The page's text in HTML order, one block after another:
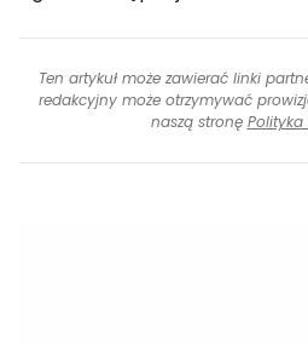
Ten artykuł może zawierać linki
redakcyjny może otrzymywać
naszą stronę